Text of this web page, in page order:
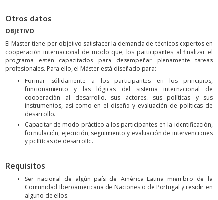
Otros datos
OBJETIVO
El Máster tiene por objetivo satisfacer la demanda de técnicos expertos en
cooperación internacional de modo que, los participantes al finalizar el
programa estén capacitados para desempeñar plenamente tareas
profesionales. Para ello, el Máster está diseñado para:
Formar sólidamente a los participantes en los principios,
funcionamiento y las lógicas del sistema internacional de
cooperación al desarrollo, sus actores, sus políticas y sus
instrumentos, así como en el diseño y evaluación de políticas de
desarrollo.
Capacitar de modo práctico a los participantes en la identificación,
formulación, ejecución, seguimiento y evaluación de intervenciones
y políticas de desarrollo.
Requisitos
Ser nacional de algún país de América Latina miembro de la
Comunidad Iberoamericana de Naciones o de Portugal y residir en
alguno de ellos.